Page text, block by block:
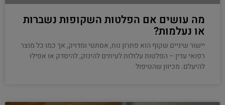
מה עושים אם הפלטות השקופות נשברות
או נעלמות?
יישור שיניים שקוף הוא פתרון נוח, אסתטי ומדויק, אך כמו כל מוצר
רפואי עדין – הפלטות עלולות לעיתים להינזק, להיסדק או אפילו
להיעלם. מכיוון שהטיפול